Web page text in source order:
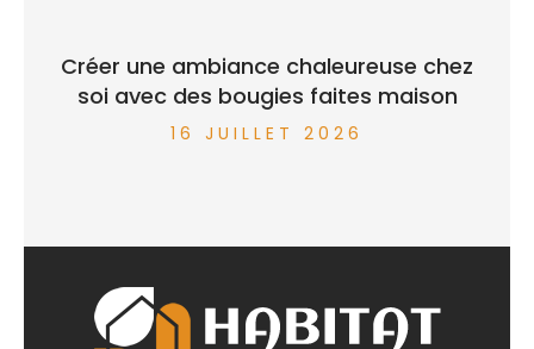
Créer une ambiance chaleureuse chez
soi avec des bougies faites maison
16 JUILLET 2026